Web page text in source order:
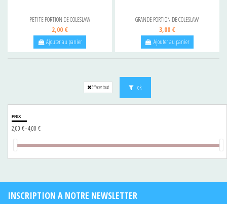
PETITE PORTION DE COLESLAW
2,00 €
Ajouter au panier
GRANDE PORTION DE COLESLAW
3,00 €
Ajouter au panier
Effacer tout ok
PRIX
2,00 € - 4,00 €
INSCRIPTION A NOTRE NEWSLETTER